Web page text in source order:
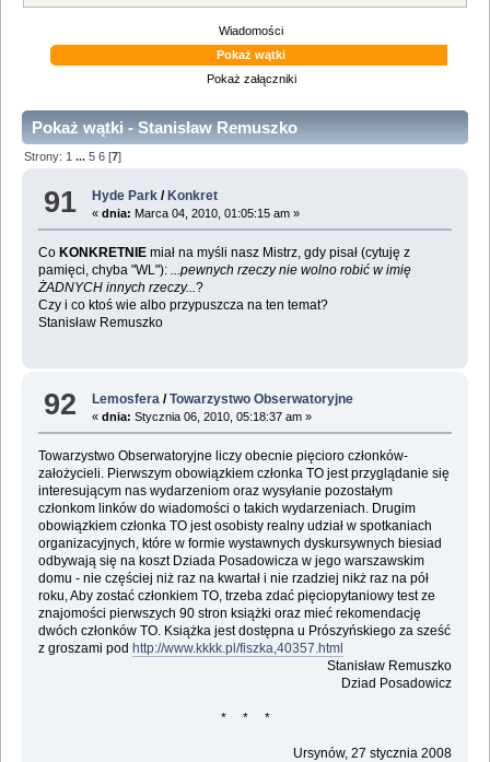
Wiadomości
Pokaż wątki
Pokaż załączniki
Pokaż wątki - Stanisław Remuszko
Strony: 1 ...5 6 [7]
91 Hyde Park / Konkret
«dnia: Marca 04, 2010, 01:05:15 am »
Co KONKRETNIEmiał na myśli nasz Mistrz, gdy pisał (cytuję z
pamięci, chyba "WL"): ...pewnych rzeczy nie wolno robić w imię
ŻADNYCH innych rzeczy...?
Czy i co ktoś wie albo przypuszcza na ten temat?
Stanisław Remuszko
92 Lemosfera /Towarzystwo Obserwatoryjne
«dnia: Stycznia 06, 2010, 05:18:37 am »
Towarzystwo Obserwatoryjne liczy obecnie pięcioro członków-
założycieli. Pierwszym obowiązkiem członka TO jest przyglądanie się
interesującym nas wydarzeniom oraz wysyłanie pozostałym
członkom linków do wiadomości o takich wydarzeniach. Drugim
obowiązkiem członka TO jest osobisty realny udział w spotkaniach
organizacyjnych, które w formie wystawnych dyskursywnych biesiad
odbywają się na koszt Dziada Posadowicza w jego warszawskim
domu - nie częściej niż raz na kwartał i nie rzadziej nikż raz na pół
roku, Aby zostać członkiem TO, trzeba zdać pięciopytaniowy test ze
znajomości pierwszych 90 stron książki oraz mieć rekomendację
dwóch członków TO. Książka jest dostępna u Prószyńskiego za sześć
z groszami pod http://www.kkkk.pl/fiszka,40357.html
Stanisław Remuszko
Dziad Posadowicz
* * *
Ursynów, 27 stycznia 2008